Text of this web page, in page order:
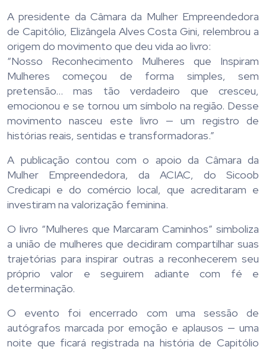
A presidente da Câmara da Mulher Empreendedora
de Capitólio, Elizângela Alves Costa Gini, relembrou a
origem do movimento que deu vida ao livro:
“Nosso Reconhecimento Mulheres que Inspiram
Mulheres começou de forma simples, sem
pretensão… mas tão verdadeiro que cresceu,
emocionou e se tornou um símbolo na região. Desse
movimento nasceu este livro — um registro de
histórias reais, sentidas e transformadoras.”
A publicação contou com o apoio da Câmara da
Mulher Empreendedora, da ACIAC, do Sicoob
Credicapi e do comércio local, que acreditaram e
investiram na valorização feminina.
O livro “Mulheres que Marcaram Caminhos” simboliza
a união de mulheres que decidiram compartilhar suas
trajetórias para inspirar outras a reconhecerem seu
próprio valor e seguirem adiante com fé e
determinação.
O evento foi encerrado com uma sessão de
autógrafos marcada por emoção e aplausos — uma
noite que ficará registrada na história de Capitólio